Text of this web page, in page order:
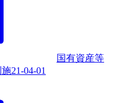
国有資産等
施21-04-01